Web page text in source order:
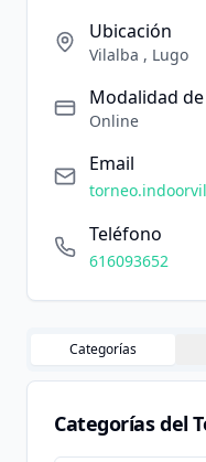
Ubicación
Vilalba , Lugo
Modalidad
Online
Email
Teléfono
616093652
Categorías
Categorías del